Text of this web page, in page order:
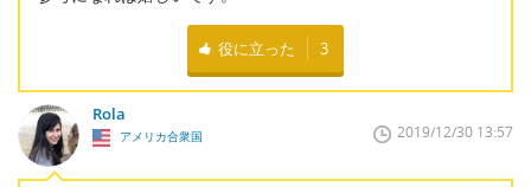
役に立った 3
Rola
アメリカ合衆国 2019/12/30 13:57